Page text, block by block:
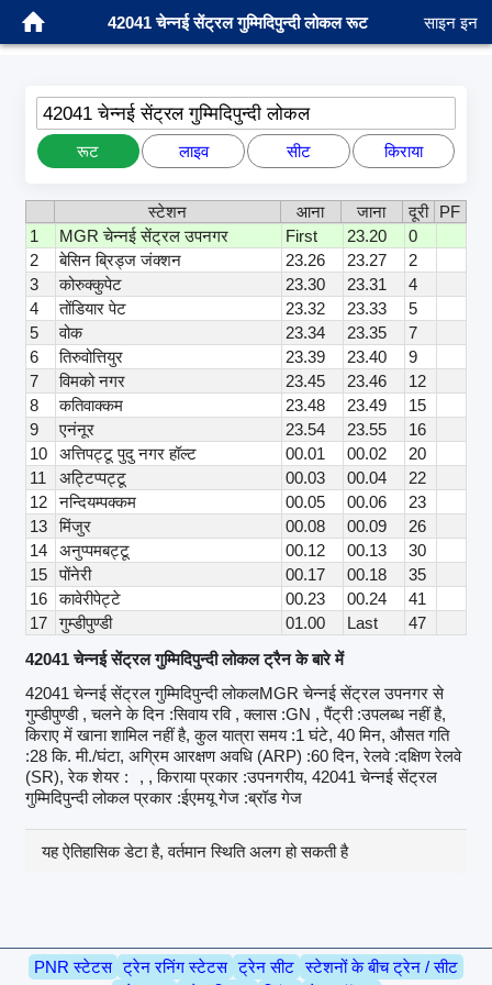
42041 चेन्नई सेंट्रल गुम्मिदिपुन्दी लोकल रूट साइन इन
42041 चेन्नई सेंट्रल गुम्मिदिपुन्दी लोकल
रूट लाइव सीट किराया
स्टेशन आना जाना दूरी
PF
1
MGR चेन्नई सेंट्रल उपनगर First 23.20
0
2
बेसिन ब्रिड्ज जंक्शन 23.26 23.27
2
3
कोरुक्कुपेट 23.30 23.31
4
4
तोंडियार पेट 23.32 23.33
5
5
वोक 23.34 23.35
7
6
तिरुवोत्तियुर 23.39 23.40
9
7
विमको नगर 23.45 23.46
12
8
कतिवाक्कम 23.48 23.49
15
9
एनंनूर 23.54 23.55
16
10
अत्तिपट्टू पुदु नगर हॉल्ट 00.01 00.02
20
11
अट्टिप्पट्टू 00.03 00.04
22
12
नन्दियम्पक्कम 00.05 00.06
23
13
मिंजुर 00.08 00.09
26
14
अनुप्पमबट्टू 00.12 00.13
30
15
पोंनेरी 00.17 00.18
35
16
कावेरीपेट्टे 00.23 00.24
41
17
गुम्डीपुण्डी 01.00 Last
47
42041 चेन्नई सेंट्रल गुम्मिदिपुन्दी लोकल ट्रैन के बारे में
42041 चेन्नई सेंट्रल गुम्मिदिपुन्दी लोकलMGR चेन्नई सेंट्रल उपनगर से
गुम्डीपुण्डी , चलने के दिन :सिवाय रवि , क्लास :GN , पैंट्री :उपलब्ध नहीं है,
किराए में खाना शामिल नहीं है, कुल यात्रा समय :1 घंटे, 40 मिन, औसत गति
:28 कि. मी./घंटा, अग्रिम आरक्षण अवधि (ARP) :60 दिन, रेलवे :दक्षिण रेलवे
(SR), रेक शेयर :
, , किराया प्रकार :उपनगरीय, 42041 चेन्नई सेंट्रल
गुम्मिदिपुन्दी लोकल प्रकार :ईएमयू गेज :ब्रॉड गेज
यह ऐतिहासिक डेटा है, वर्तमान स्थिति अलग हो सकती है
PNR स्टेटस ट्रेन रनिंग स्टेटस ट्रेन सीट स्टेशनों के बीच ट्रेन / सीट